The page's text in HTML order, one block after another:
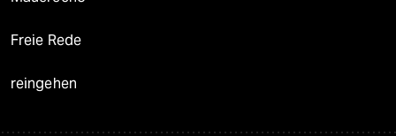
Freie Rede
reingehen